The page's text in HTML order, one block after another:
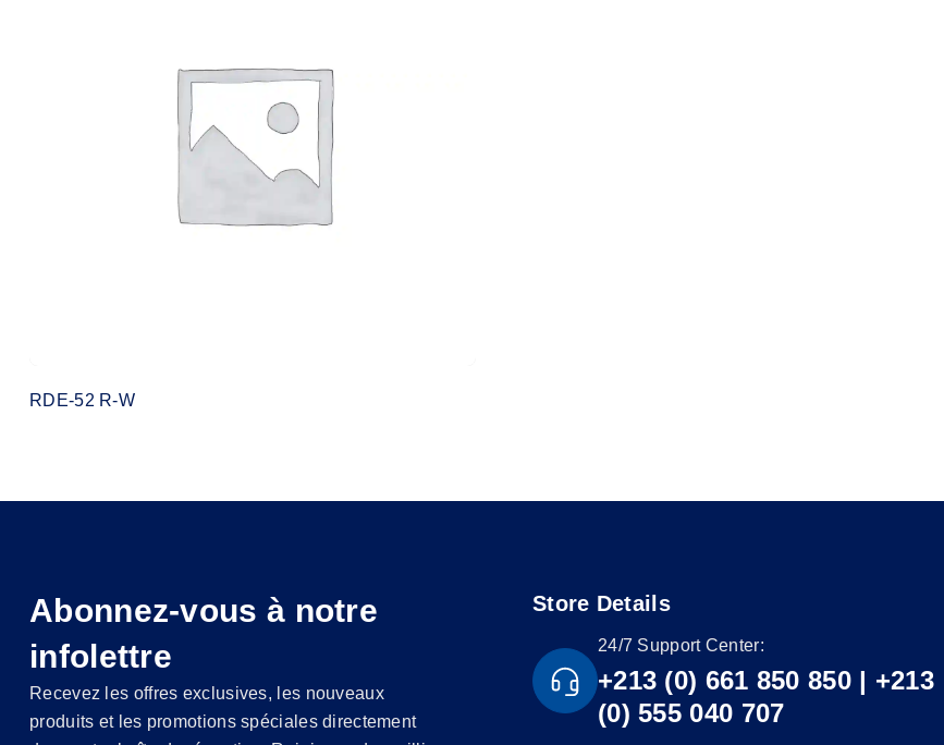
RDE-52 R-W
Abonnez-vous à notre
infolettre
Recevez les offres exclusives, les nouveaux
produits et les promotions spéciales directement
Store Details
24/7 Support Center:
+213 (0) 661 850 850 | +213
(0) 555 040 707